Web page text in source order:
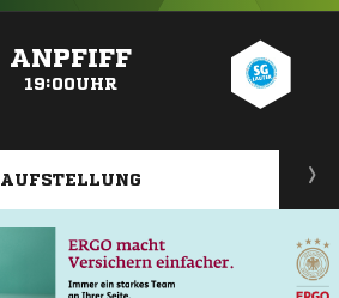
ANPFIFF
19:00UHR
AUFSTELLUNG